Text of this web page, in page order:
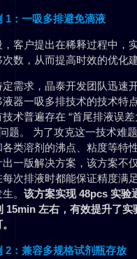
1：一吸多排避免滴液
客户提出在稀释过程中，
数，从而提高时效的优化建
需求，晶泰开发团队迅速
器一吸多排技术的技术特
术普遍存在 “首尾排液误
题。 为了攻克这一技术难
类溶剂的沸点、粘度等特
一版解决方案，该方案不
次排液时都能保证精度满
。 该方案实现 48pcs 实验
15min 左右，有效提升了实
2：兼容多规格试剂瓶存放